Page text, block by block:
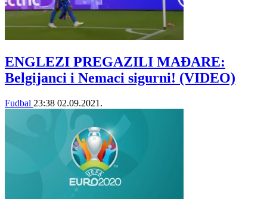
ENGLEZI PREGAZILI MAĐARE:
Belgijanci i Nemaci sigurni! (VIDEO)
Fudbal 23:38 02.09.2021.